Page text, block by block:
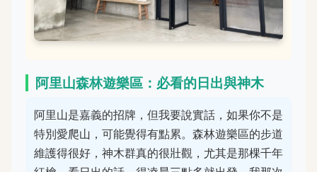
阿里山森林遊樂區：必看的日出與神木
阿里山是嘉義的招牌，但我要說實話，如果你不是
特別愛爬山，可能覺得有點累。森林遊樂區的步道
維護得很好，神木群真的很壯觀，尤其是那棵千年